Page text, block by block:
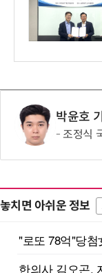
박윤호
조정식 국회
놓치면 아쉬운 정보